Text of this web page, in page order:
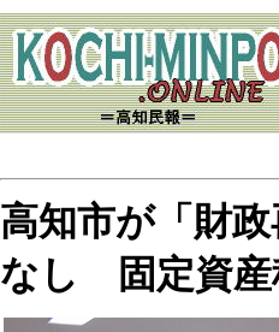
高知市が「財
なし 固定資産